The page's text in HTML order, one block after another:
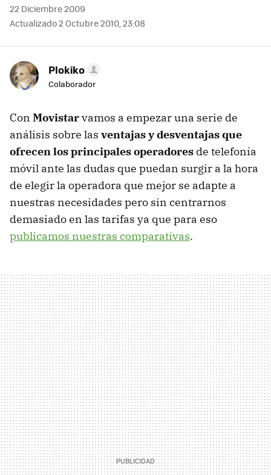
22 Diciembre 2009
Actualizado 2 Octubre 2010, 23:08
Plokiko
Colaborador
Con Movistarvamos a empezar una serie de
análisis sobre las ventajas y desventajas que
ofrecen los principales operadores de telefonía
móvil ante las dudas que puedan surgir a la hora
de elegir la operadora que mejor se adapte a
nuestras necesidades pero sin centrarnos
demasiado en las tarifas ya que para eso
publicamos nuestras comparativas.